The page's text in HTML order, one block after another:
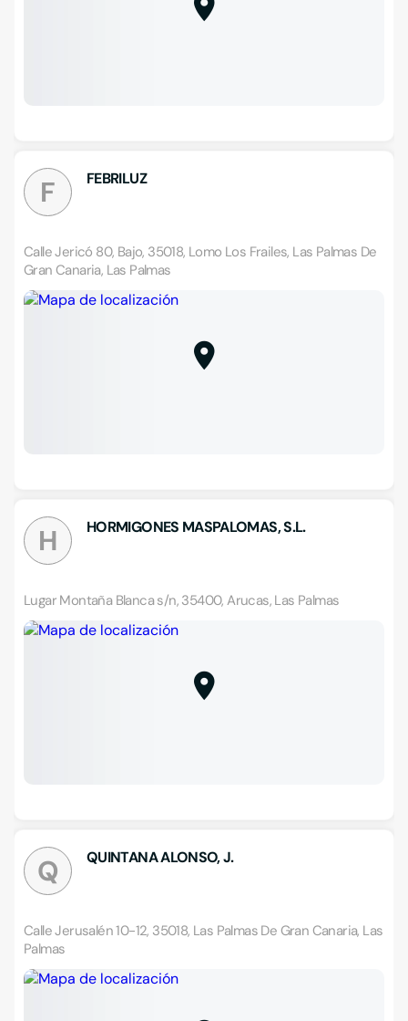
F FEBRILUZ
Calle Jericó 80, Bajo, 35018, Lomo Los Frailes, Las Palmas De
Gran Canaria, Las Palmas
H HORMIGONES MASPALOMAS, S.L.
Lugar Montaña Blanca s/n, 35400, Arucas, Las Palmas
Q QUINTANA ALONSO, J.
Calle Jerusalén 10-12, 35018, Las Palmas De Gran Canaria, Las
Palmas